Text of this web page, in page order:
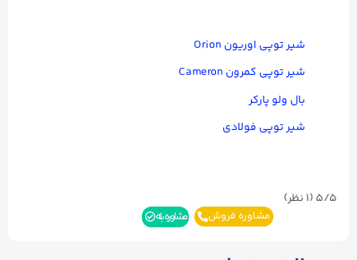
شیر توپی اوریون Orion
شیر توپی کمرون Cameron
بال ولو پارکر
شیر توپی فولادی
5/5 (۱ نظر)
مشاوره فروش مشاوره بله